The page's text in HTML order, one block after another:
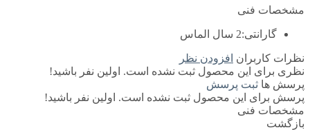
مشخصات فنی
گارانتی:2 سال الماس
نظرات کاربران افزودن نظر
نظری برای این محصول ثبت نشده است. اولین نفر باشید!
پرسش ها ثبت پرسش
پرسش برای این محصول ثبت نشده است. اولین نفر باشید!
مشخصات فنی
بازگشت